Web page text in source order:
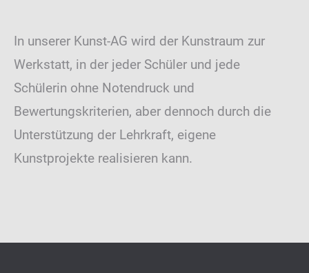
In unserer Kunst-AG wird der Kunstraum zur
Werkstatt, in der jeder Schüler und jede
Schülerin ohne Notendruck und
Bewertungskriterien, aber dennoch durch die
Unterstützung der Lehrkraft, eigene
Kunstprojekte realisieren kann.